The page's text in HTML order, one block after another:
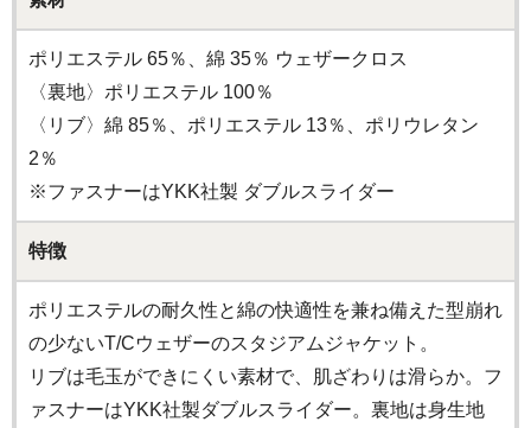
ポリエステル 65％、綿 35％ ウェザークロス
〈裏地〉ポリエステル 100％
〈リブ〉綿 85％、ポリエステル 13％、ポリウレタン
2％
※ファスナーはYKK社製 ダブルスライダー
特徴
ポリエステルの耐久性と綿の快適性を兼ね備えた型崩れ
の少ないT/Cウェザーのスタジアムジャケット。
リブは毛玉ができにくい素材で、肌ざわりは滑らか。フ
ァスナーはYKK社製ダブルスライダー。裏地は身生地